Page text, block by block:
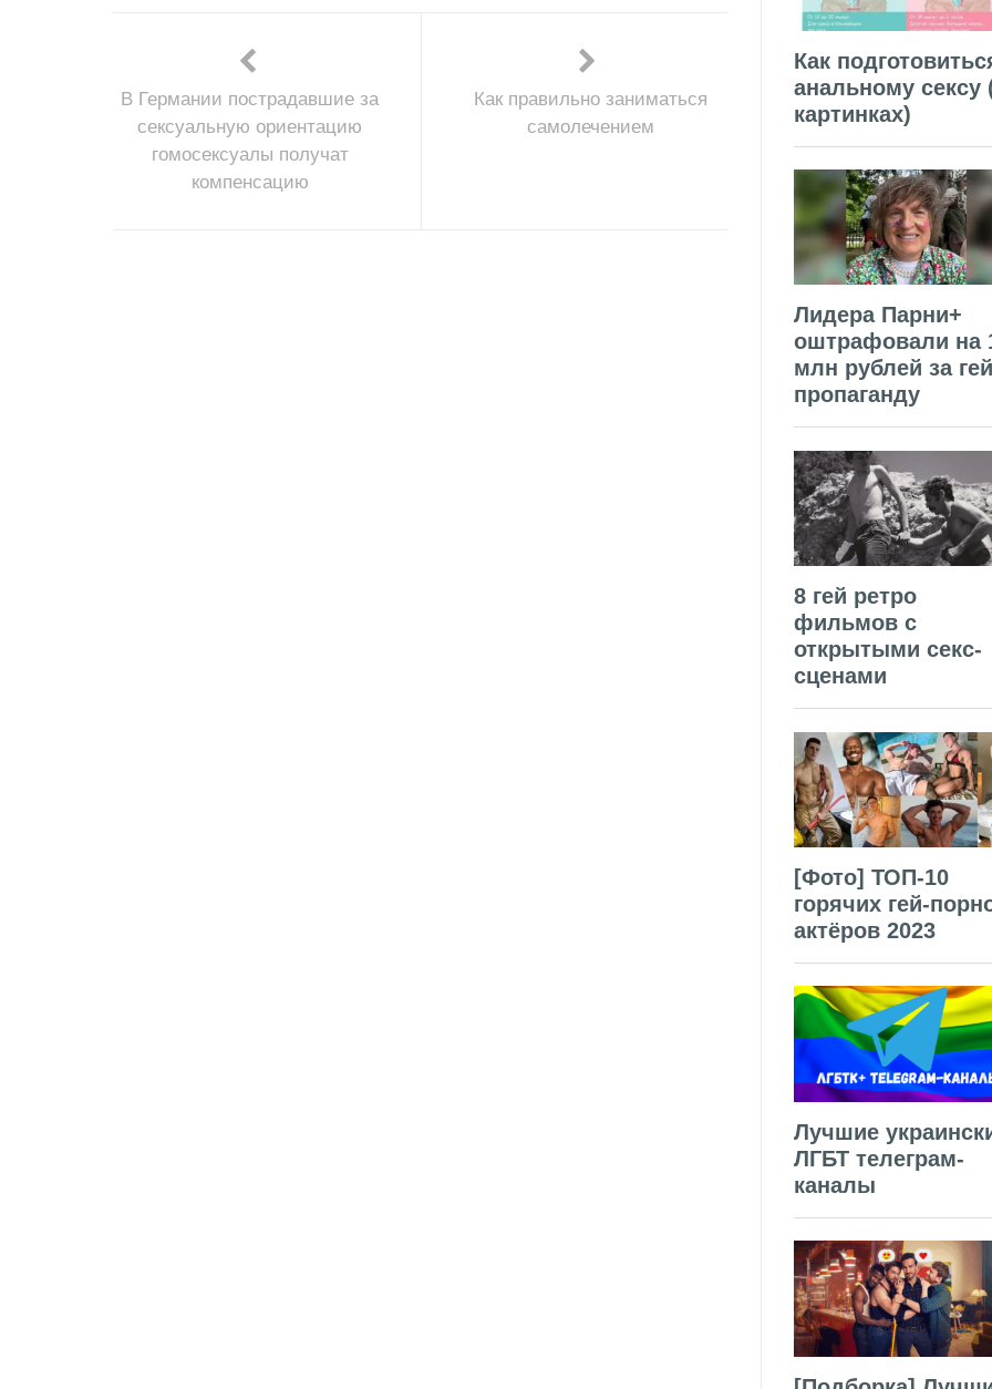
В Германии пострадавшие за
сексуальную ориентацию
гомосексуалы получат
компенсацию
Как правильно заниматься
самолечением
Как
анальному сексу
картинках)
Лидера Парни+
оштрафовали на
млн рублей за
пропаганду
8 гей ретро
фильмов с
открытыми секс-
сценами
[Фото] ТОП-10
горячих гей-
актёров 2023
Лучшие
ЛГБТ телеграм-
каналы